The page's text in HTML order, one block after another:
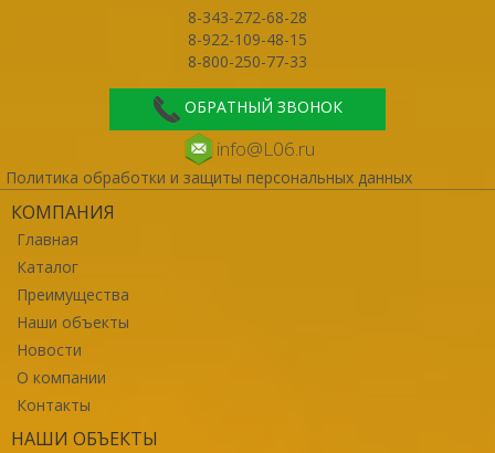
8-343-272-68-28
8-922-109-48-15
8-800-250-77-33
ОБРАТНЫЙ ЗВОНОК
info@L06.ru
Политика обработки и защиты персональных данных
КОМПАНИЯ
Главная
Каталог
Преимущества
Наши объекты
Новости
О компании
Контакты
НАШИ ОБЪЕКТЫ